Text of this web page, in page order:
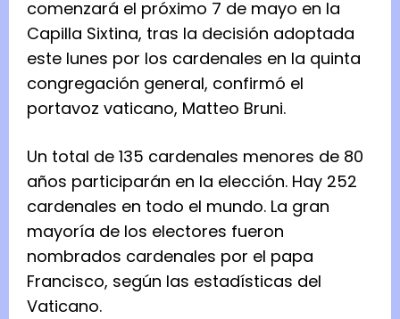
comenzará el próximo 7 de mayo en la
Capilla Sixtina, tras la decisión adoptada
este lunes por los cardenales en la quinta
congregación general, confirmó el
portavoz vaticano, Matteo Bruni.
Un total de 135 cardenales menores de 80
años participarán en la elección. Hay 252
cardenales en todo el mundo. La gran
mayoría de los electores fueron
nombrados cardenales por el papa
Francisco, según las estadísticas del
Vaticano.